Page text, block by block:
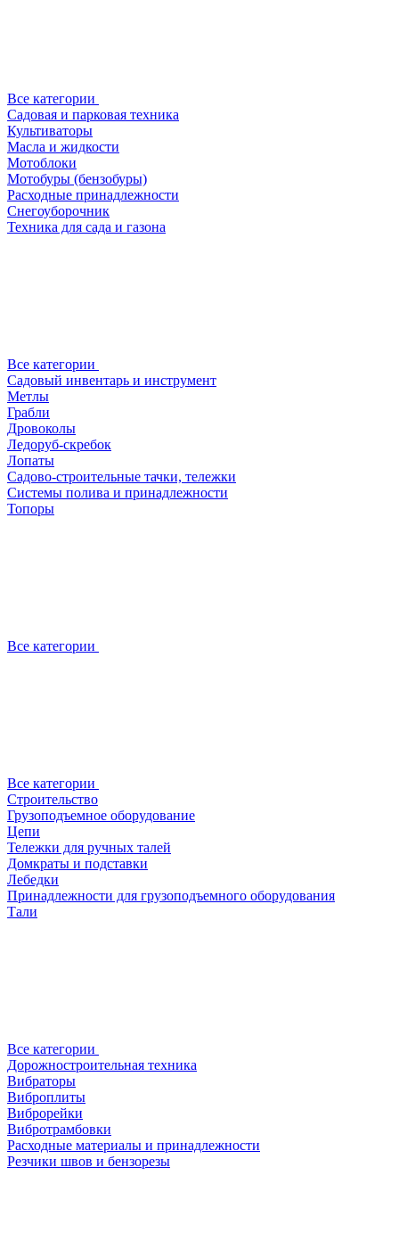
Все категории
Садовая и парковая техника
Культиваторы
Масла и жидкости
Мотоблоки
Мотобуры (бензобуры)
Расходные принадлежности
Снегоуборочник
Техника для сада и газона
Все категории
Садовый инвентарь и инструмент
Метлы
Грабли
Дровоколы
Ледоруб-скребок
Лопаты
Садово-строительные тачки, тележки
Системы полива и принадлежности
Топоры
Все категории
Все категории
Строительство
Грузоподъемное оборудование
Цепи
Тележки для ручных талей
Домкраты и подставки
Лебедки
Принадлежности для грузоподъемного оборудования
Тали
Все категории
Дорожностроительная техника
Вибраторы
Виброплиты
Виброрейки
Вибротрамбовки
Расходные материалы и принадлежности
Резчики швов и бензорезы